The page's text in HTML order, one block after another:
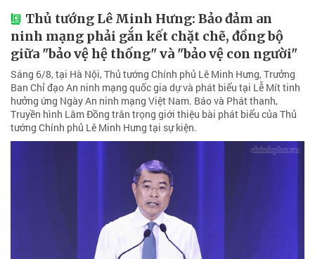
Thủ tướng Lê Minh Hưng: Bảo đảm an
ninh mạng phải gắn kết chặt chẽ, đồng bộ
giữa "bảo vệ hệ thống" và "bảo vệ con người"
Sáng 6/8, tại Hà Nội, Thủ tướng Chính phủ Lê Minh Hưng, Trưởng
Ban Chỉ đạo An ninh mạng quốc gia dự và phát biểu tại Lễ Mít tinh
hưởng ứng Ngày An ninh mạng Việt Nam. Báo và Phát thanh,
Truyền hình Lâm Đồng trân trọng giới thiệu bài phát biểu của Thủ
tướng Chính phủ Lê Minh Hưng tại sự kiện.